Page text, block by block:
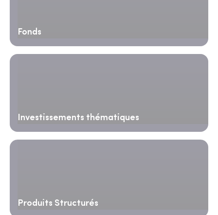
Fonds
Investissements thématiques
Produits Structurés